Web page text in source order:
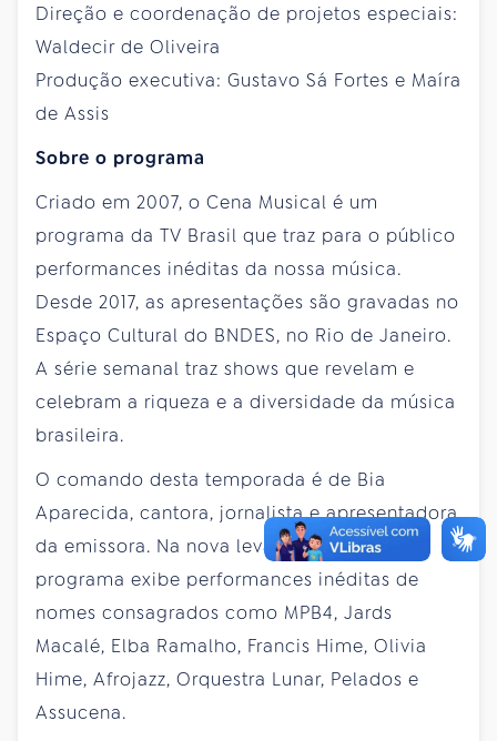
Direção e coordenação de projetos especiais:
Waldecir de Oliveira
Produção executiva: Gustavo Sá Fortes e Maíra
de Assis
Sobre o programa
Criado em 2007, o Cena Musical é um
programa da TV Brasil que traz para o público
performances inéditas da nossa música.
Desde 2017, as apresentações são gravadas no
Espaço Cultural do BNDES, no Rio de Janeiro.
A série semanal traz shows que revelam e
celebram a riqueza e a diversidade da música
brasileira.
O comando desta temporada é de Bia
Aparecida, cantora, jornalista e apresentadora
da emissora. Na nova leva de episódios, o
programa exibe performances inéditas de
nomes consagrados como MPB4, Jards
Macalé, Elba Ramalho, Francis Hime, Olivia
Hime, Afrojazz, Orquestra Lunar, Pelados e
Assucena.